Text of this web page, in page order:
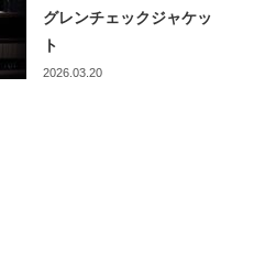
グレンチェックジャケッ
ト
2026.03.20